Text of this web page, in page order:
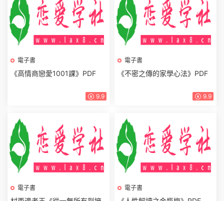
電子書
陳昌文書籍《頂級情感思維》
新版
電子書
《兩性關系背後的真相》PDF
電子書
《高情商戀愛1001課》PDF
電子書
《不密之傳的家學心法》PDF